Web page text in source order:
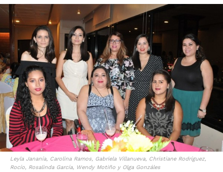
Leyla Jananía, Carolina Ramos, Gabriela Villanueva, Christiane Rodríguez,
Rocío, Rosalinda García, Wendy Motiño y Olga Gonzáles